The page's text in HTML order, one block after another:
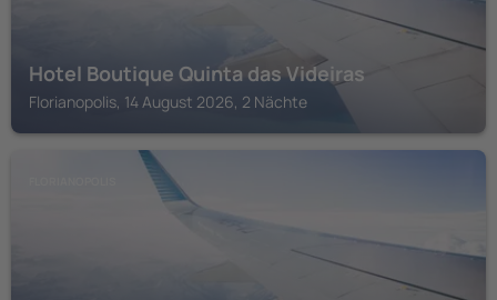
Hotel Boutique Quinta das Videiras
Florianopolis, 14 August 2026, 2 Nächte